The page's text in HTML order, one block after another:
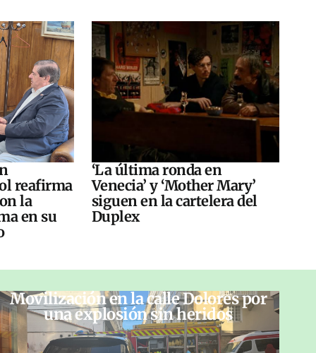
reafirma
la
en su
‘La última ronda en
Venecia’ y ‘Mother Mary’
siguen en la cartelera del
Duplex
Movilización en la calle Dolores por
una explosión sin heridos